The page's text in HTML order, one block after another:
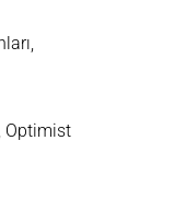
Optimist